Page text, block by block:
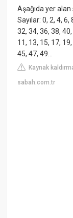
Aşağıda yer
Sayılar: 0, 2, 4,
32, 34, 36, 38,
11, 13, 15, 17,
45, 47, 49…
Kaynak
sabah.com.tr